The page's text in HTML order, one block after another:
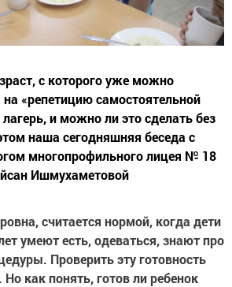
с которого уже можно
на «репетицию самостоятельной
и можно ли это сделать без
наша сегодняшняя беседа с
многопрофильного лицея № 18
Ишмухаметовой
считается нормой, когда дети
умеют есть, одеваться, знают про
Проверить эту готовность
как понять, готов ли ребенок